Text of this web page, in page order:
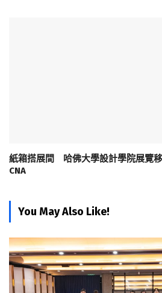
紙箱搭展間 哈佛大學設計學院展覽
CNA
You May Also Like!